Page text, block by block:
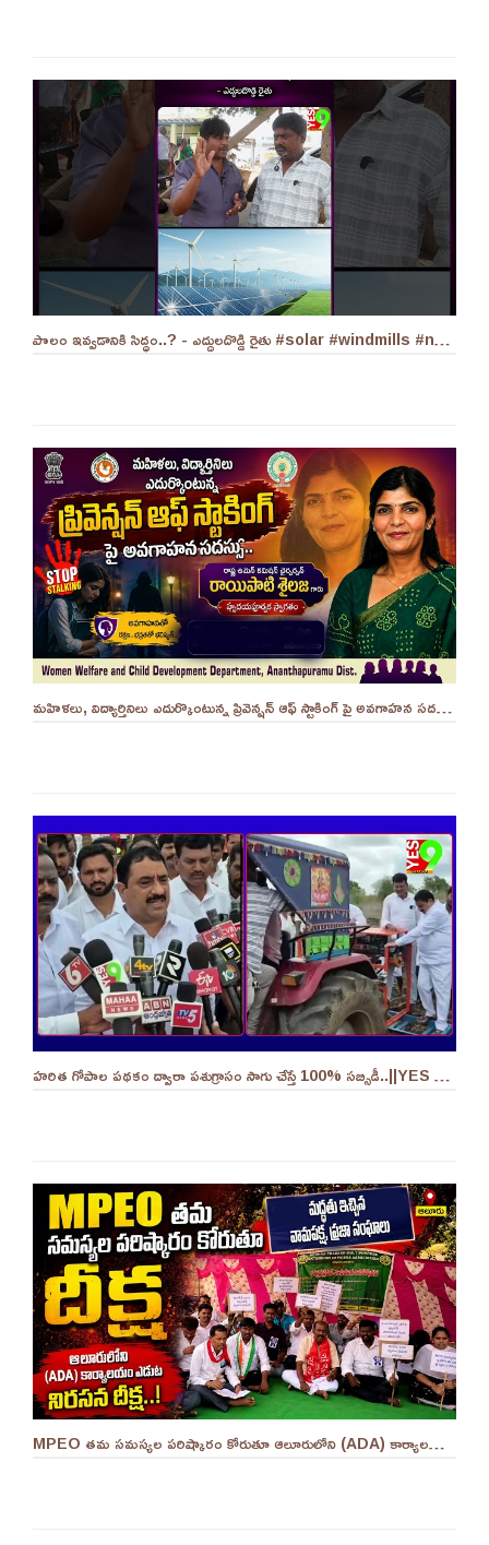
పొలం ఇవ్వడానికి సిద్ధం..? - ఎద్దులదొడ్డి రైతు #solar #windmills #naralokesh #solarenergy
మహిళలు, విద్యార్తినిలు ఎదుర్కొంటున్న ప్రివెన్షన్ ఆఫ్ స్టాకింగ్ పై అవగాహన సదస్సు.. - ||YES 9TV
హరిత గోపాల పథకం ద్వారా పశుగ్రాసం సాగు చేస్తే 100% సబ్సిడీ..||YES 9TV
MPEO తమ సమస్యల పరిష్కారం కోరుతూ ఆలూరులోని (ADA) కార్యాలయం ఎదుట దీక్ష ||YES 9TV #kurnool